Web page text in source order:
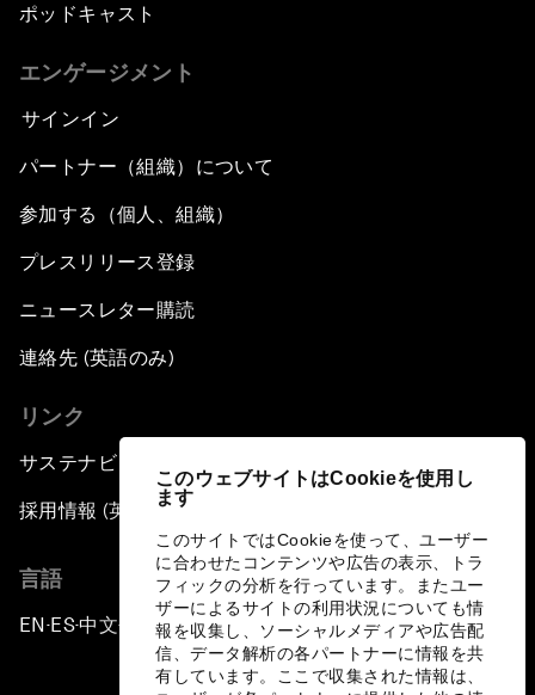
このウェブサイトはCookieを使用し
ます
このサイトではCookieを使って、ユーザー
に合わせたコンテンツや広告の表示、トラ
フィックの分析を行っています。またユー
ザーによるサイトの利用状況についても情
報を収集し、ソーシャルメディアや広告配
信、データ解析の各パートナーに情報を共
有しています。ここで収集された情報は、
ポッドキャスト
エンゲージメント
サインイン
パートナー（組織）について
参加する（個人、組織）
プレスリリース登録
ニュースレター購読
連絡先 (英語のみ)
リンク
サステナビリティへの取り組み
採用情報 (英語のみ)
言語
EN ▪ES▪中文▪ 日本語